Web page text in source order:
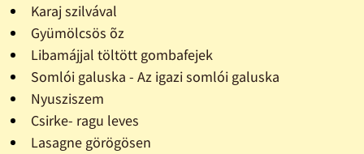
Karaj szilvával
Gyümölcsös õz
Libamájjal töltött gombafejek
Somlói galuska - Az igazi somlói galuska
Nyusziszem
Csirke- ragu leves
Lasagne görögösen